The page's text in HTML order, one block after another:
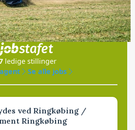
Jobs
samarbejde med
ledige stillinger
Se alle jobs
ved Ringkøbing /
Ringkøbing